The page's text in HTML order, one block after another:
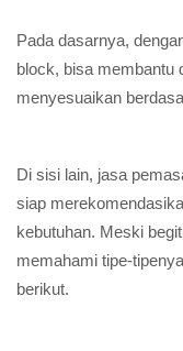
Pada dasarnya,
block, bisa membantu
menyesuaikan
Di sisi lain, jasa
siap
kebutuhan. Meski
memahami tipe-
berikut.